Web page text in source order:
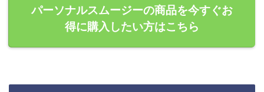
パーソナルスムージーの商品を今すぐお
得に購入したい方はこちら